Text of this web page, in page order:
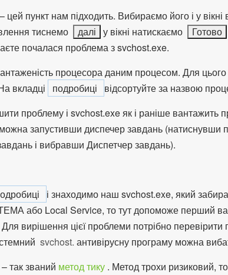
цей пункт нам підходить. Вибираємо його і у
тиснемо далі у вікні натискаємо Готово
почалася проблема з svchost.exe.
процесора даним процесом. Для
вкладці
подробиці
відсортуйте за назвою
проблему і svchost.exe як і раніше вантажить
запустивши диспечер завдань (натиснувши
і вибравши Диспетчер завдань).
і знаходимо наш svchost.exe, який
або Local Service, то тут допоможе перший
вирішення цієї проблеми потрібно
svchost. антивірусну програму можна
так званий метод тику . Метод трохи ризиковий,